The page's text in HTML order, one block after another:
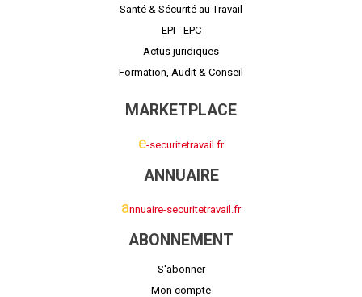
Santé & Sécurité au Travail
EPI - EPC
Actus juridiques
Formation, Audit & Conseil
MARKETPLACE
e-securitetravail.fr
ANNUAIRE
annuaire-securitetravail.fr
ABONNEMENT
S'abonner
Mon compte